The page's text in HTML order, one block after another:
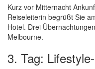
Kurz vor Mitternacht
Reiseleiterin begrüßt Sie
Hotel. Drei
Melbourne.
3. Tag: